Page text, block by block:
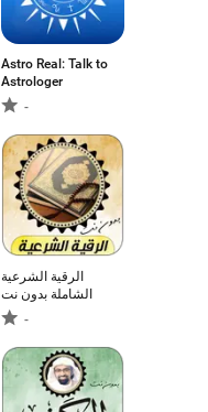
Astro Real: Talk to
Astrologer
-
الرقية الشرعية
الشاملة بدون نت
-